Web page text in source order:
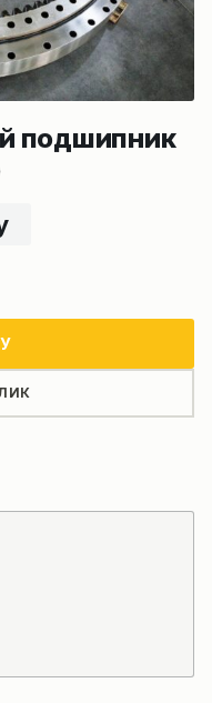
подшипник